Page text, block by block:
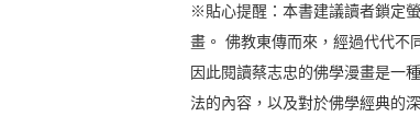
※貼心提醒：本書建議讀者鎖定
畫。 佛教東傳而來，經過代代不
因此閱讀蔡志忠的佛學漫畫是一
法的內容，以及對於佛學經典的